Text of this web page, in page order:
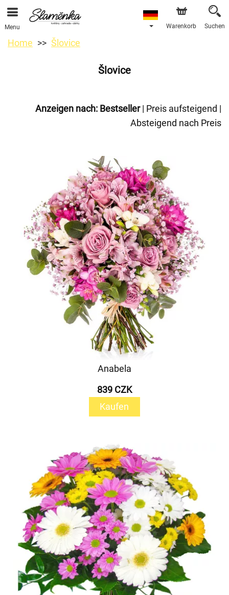
Menu Warenkorb Suchen
Home Šlovice
Šlovice
Anzeigen nach: Bestseller| Preis aufsteigend |
Absteigend nach Preis
Anabela
839 CZK
Kaufen